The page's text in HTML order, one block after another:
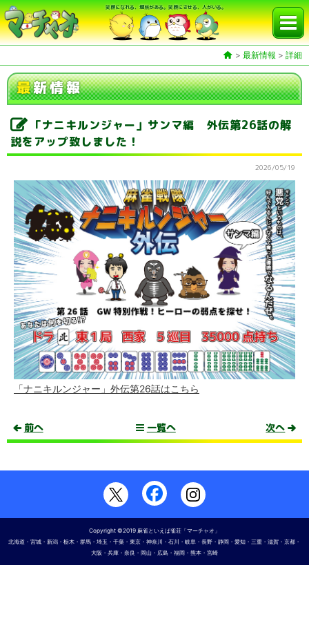
笑顔になれる、場所がある。笑顔にさせる、人がいる。
> 最新情報 > 詳細
最新情報
「ナニキルンジャー」サンマ編 外伝第26話の解
説をアップ致しました！
2026/05/19
「ナニキルンジャー」外伝第26話はこちら
前へ 一覧へ 次へ
Copyright ©2019 麻雀といえば雀荘 「マーチャオ」
北海道・宮城・新潟・栃木・群馬・埼玉・千葉・東京・神奈川・石川・岐阜・長野・静岡・愛知・三重・滋賀・京都・
大阪・兵庫・奈良・岡山・広島・福岡・熊本・宮崎